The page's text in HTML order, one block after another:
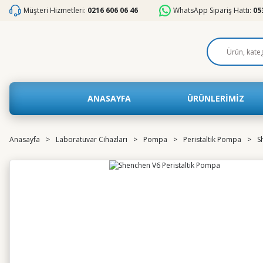
Müşteri Hizmetleri: 0216 606 06 46 WhatsApp Sipariş Hattı:
ANASAYFA ÜRÜNLERİMİZ
Anasayfa Laboratuvar Cihazları Pompa Peristaltik Pompa